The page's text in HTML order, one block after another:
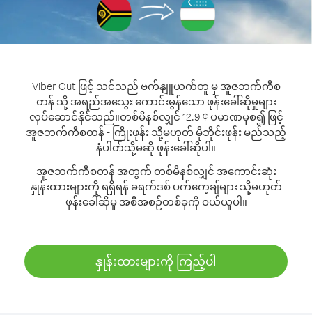
Viber Out ဖြင့် သင်သည် ဗက်နျူယက်တူ မှ အူဇဘက်ကီစ
တန် သို့ အရည်အသွေး ကောင်းမွန်သော ဖုန်းခေါ်ဆိုမှုများ
လုပ်ဆောင်နိုင်သည်။တစ်မိနစ်လျှင် 12.9 ¢ ပမာဏမှစ၍ ဖြင့်
အူဇဘက်ကီစတန် - ကြိုးဖုန်း သို့မဟုတ် မိုဘိုင်းဖုန်း မည်သည့်
နံပါတ်သို့မဆို ဖုန်းခေါ်ဆိုပါ။
အူဇဘက်ကီစတန် အတွက် တစ်မိနစ်လျှင် အကောင်းဆုံး
နှုန်းထားများကို ရရှိရန် ခရက်ဒစ် ပက်ကေ့ချ်များ သို့မဟုတ်
ဖုန်းခေါ်ဆိုမှု အစီအစဉ်တစ်ခုကို ဝယ်ယူပါ။
နှုန်းထားများကို ကြည့်ပါ